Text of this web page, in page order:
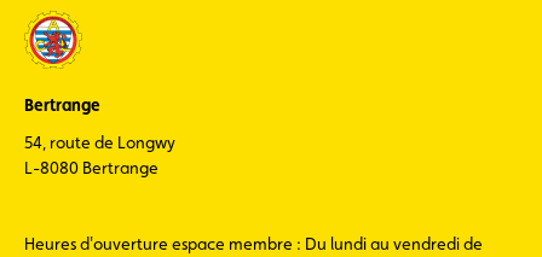
Bertrange
54, route de Longwy
L-8080 Bertrange
Heures d'ouverture espace membre : Du lundi au vendredi de